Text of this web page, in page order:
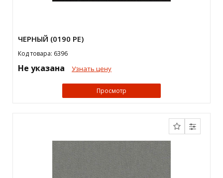
ЧЕРНЫЙ (0190 PE)
Код товара: 6396
Не указана Узнать цену
Просмотр